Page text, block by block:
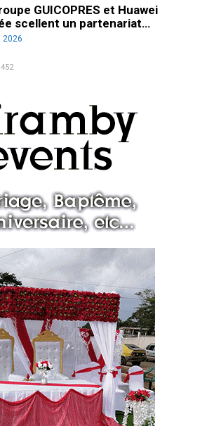
GUICOPRES et Huawei
scellent un partenariat…
2026